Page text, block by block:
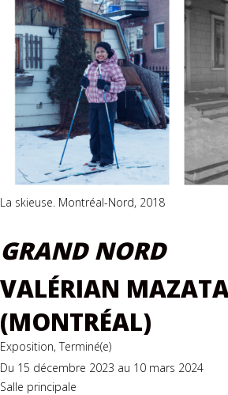
La skieuse. Montréal-Nord, 2018
GRAND NORD
VALÉRIAN
(MONTRÉAL)
Exposition, Terminé(e)
Du 15 décembre 2023 au 10 mars 2024
Salle principale